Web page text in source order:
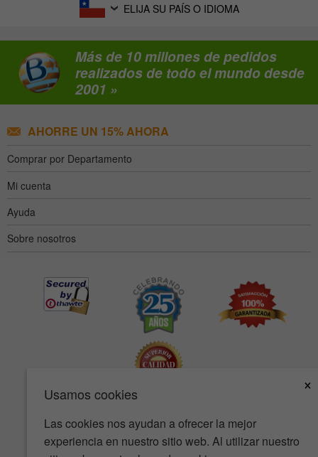
Usamos cookies
×
Las cookies nos ayudan a ofrecer la mejor
experiencia en nuestro sitio web. Al utilizar nuestro
ELIJA SU PAÍS O IDIOMA
Más de 10 millones de pedidos
realizados de todo el mundo desde
2001 »
AHORRE UN 15% AHORA
Comprar por Departamento
Mi cuenta
Ayuda
Sobre nosotros
Accesibilidad Condiciones de uso Política de privacidad